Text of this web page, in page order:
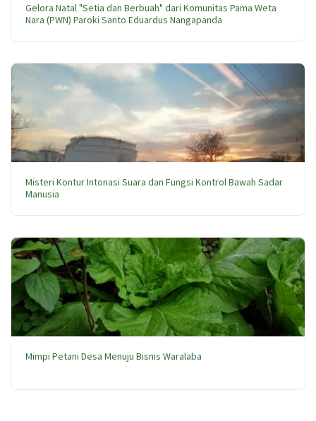
Gelora Natal "Setia dan Berbuah" dari Komunitas Pama Weta
Nara (PWN) Paroki Santo Eduardus Nangapanda
Misteri Kontur Intonasi Suara dan Fungsi Kontrol Bawah Sadar
Manusia
Mimpi Petani Desa Menuju Bisnis Waralaba